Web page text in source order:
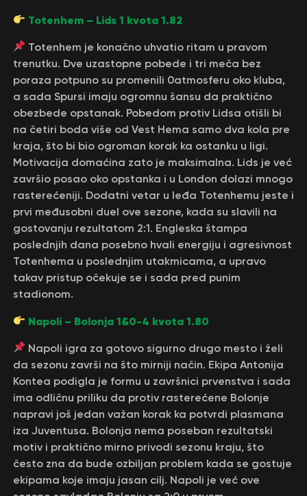
Totenhem – Lids 1 kvota 1.82
Totenhem je konačno uhvatio ritam u pravom
trenutku. Dve uzastopne pobede i tri meča bez
poraza potpuno su promenili 0atmosferu oko kluba,
a sada Spursi imaju ogromnu šansu da praktično
obezbede opstanak. Pobedom protiv Lidsa otišli bi
na četiri boda više od Vest Hema samo dva kola pre
kraja, što bi bio ogroman korak ka ostanku u ligi.
Motivacija domaćina zato je maksimalna. Lids je već
završio posao oko opstanka i u London dolazi mnogo
rasterećeniji. Dodatni vetar u leđa Totenhemu jeste i
prvi međusobni duel ove sezone, kada su slavili na
gostovanju rezultatom 2:1. Engleska štampa
poslednjih dana posebno hvali energiju i agresivnost
Totenhema u poslednjim utakmicama, a upravo
takav pristup očekuje se i sada pred punim
stadionom.
Napoli – Bolonja 1&0-4 kvota 1.80
Napoli igra za gotovo sigurno drugo mesto i želi
da sezonu završi na što mirniji način. Ekipa Antonija
Kontea podigla je formu u završnici prvenstva i sada
ima odličnu priliku da protiv rasterećene Bolonje
napravi još jedan važan korak ka potvrdi plasmana
iza Juventusa. Bolonja nema poseban rezultatski
motiv i praktično mirno privodi sezonu kraju, što
često zna da bude ozbiljan problem kada se gostuje
ekipama koje imaju jasan cilj. Napoli je već ove